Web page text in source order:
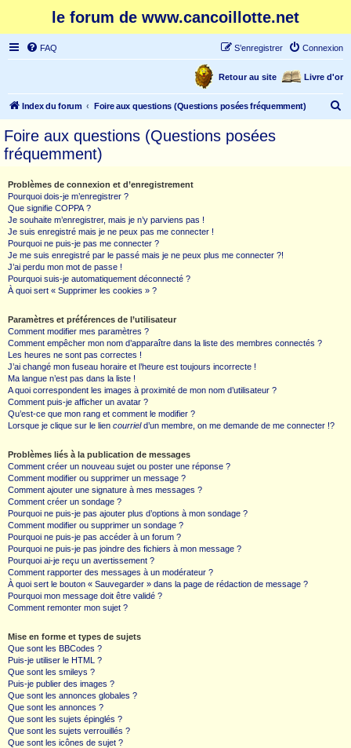
le forum de www.cancoillotte.net
FAQ Connexion
S’enregistrer
Livre d'or
Retour au site
Index du forum Foire aux questions (Questions posées fréquemment)
Foire aux questions (Questions posées
fréquemment)
Problèmes de connexion et d’enregistrement
Pourquoi dois-je m’enregistrer ?
Que signifie COPPA ?
Je souhaite m’enregistrer, mais je n’y parviens pas !
Je suis enregistré mais je ne peux pas me connecter !
Pourquoi ne puis-je pas me connecter ?
Je me suis enregistré par le passé mais je ne peux plus me connecter ?!
J’ai perdu mon mot de passe !
Pourquoi suis-je automatiquement déconnecté ?
À quoi sert « Supprimer les cookies » ?
Paramètres et préférences de l’utilisateur
Comment modifier mes paramètres ?
Comment empêcher mon nom d’apparaître dans la liste des membres connectés ?
Les heures ne sont pas correctes !
J’ai changé mon fuseau horaire et l’heure est toujours incorrecte !
Ma langue n’est pas dans la liste !
A quoi correspondent les images à proximité de mon nom d’utilisateur ?
Comment puis-je afficher un avatar ?
Qu’est-ce que mon rang et comment le modifier ?
Lorsque je clique sur le lien courrield’un membre, on me demande de me connecter !?
Problèmes liés à la publication de messages
Comment créer un nouveau sujet ou poster une réponse ?
Comment modifier ou supprimer un message ?
Comment ajouter une signature à mes messages ?
Comment créer un sondage ?
Pourquoi ne puis-je pas ajouter plus d’options à mon sondage ?
Comment modifier ou supprimer un sondage ?
Pourquoi ne puis-je pas accéder à un forum ?
Pourquoi ne puis-je pas joindre des fichiers à mon message ?
Pourquoi ai-je reçu un avertissement ?
Comment rapporter des messages à un modérateur ?
À quoi sert le bouton « Sauvegarder » dans la page de rédaction de message ?
Pourquoi mon message doit être validé ?
Comment remonter mon sujet ?
Mise en forme et types de sujets
Que sont les BBCodes ?
Puis-je utiliser le HTML ?
Que sont les smileys ?
Puis-je publier des images ?
Que sont les annonces globales ?
Que sont les annonces ?
Que sont les sujets épinglés ?
Que sont les sujets verrouillés ?
Que sont les icônes de sujet ?